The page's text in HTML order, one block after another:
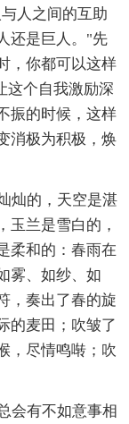
人之间的互助
还是巨人。"先
，你都可以这样
这个自我激励深
振的时候，这样
消极为积极，焕
灿的，天空是湛
玉兰是雪白的，
柔和的：春雨在
雾、如纱、如
，奏出了春的旋
的麦田；吹皱了
，尽情鸣啭；吹
会有不如意事相